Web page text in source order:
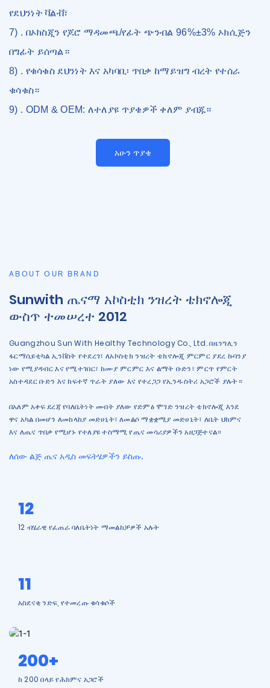
የደህንነት ቫልቭ፣
7) . በኦክስጂን የጆሮ ማዳመጫ/የፊት ጭንብል 96%±3% ኦክሲጅን
በግፊት ይሰጣል።
8) . የቁሳቁስ ደህንነት እና አካባቢ፡ ጥበቃ ከማይዝግ ብረት የተሰራ
ቁሳቁስ።
9) . ODM & OEM: ለተለያዩ ጥያቄዎች ቀለም ያብጁ።
አሁን ጥያቄ
ABOUT OUR BRAND
Sunwith ጤናማ አኮስቲክ ንዝረት ቴክኖሎጂ
ውስጥ ተመሠረተ 2012
Guangzhou Sun With Healthy Technology Co., Ltd. በዜንግሊን
ፋርማሲዩቲካል ኢንቨስት የተደረገ፣ ለአኮስቲክ ንዝረት ቴክኖሎጂ ምርምር ያደረ ኩባንያ
ነው የሚያዳብር እና የሚተገበር፣ ከሙያ ምርምር እና ልማት ቡድን፣ ምርጥ የምርት
አስተዳደር ቡድን እና ከፍተኛ ጥራት ያለው እና የተረጋጋ የኢንዱስትሪ አጋሮች ያሉት።
በአለም አቀፍ ደረጃ የባለቤትነት መብት ያለው የድምፅ ሞገድ ንዝረት ቴክኖሎጂ እንደ
ዋና አካል በመሆን ለመከላከያ መድሀኒት፣ ለመልሶ ማቋቋሚያ መድሀኒት፣ ለቤት ህክምና
እና ለጤና ጥበቃ የሚሆኑ የተለያዩ ተስማሚ የጤና መሳሪያዎችን አዘጋጅተናል።
ለሰው ልጅ ጤና አዲስ መፍትሄዎችን ይስጡ.
12
12 ብሄራዊ የፈጠራ ባለቤትነት ማመልከቻዎች አሉት
11
አስደናቂ ንድፍ, የተመረጡ ቁሳቁሶች
200+
ከ 200 በላይ የሕክምና አጋሮች